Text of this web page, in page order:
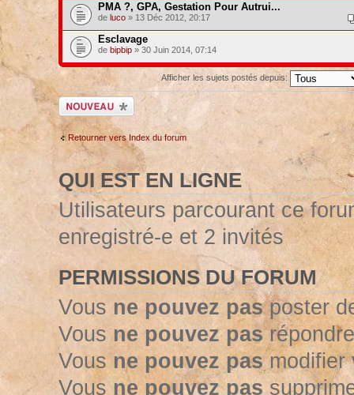
PMA ?, GPA, Gestation Pour Autrui...
de luco» 13 Déc 2012, 20:17
Esclavage
de bipbip» 30 Juin 2014, 07:14
Afficher les sujets postés depuis:
Ecrire un nouveau
sujet
Retourner vers Index du forum
QUI EST EN LIGNE
Utilisateurs parcourant ce
enregistré-e et 2 invités
PERMISSIONS DU FORUM
Vous ne pouvez pasposter
Vous ne pouvez pas
Vous ne pouvez pasmodifier
Vous ne pouvez pas